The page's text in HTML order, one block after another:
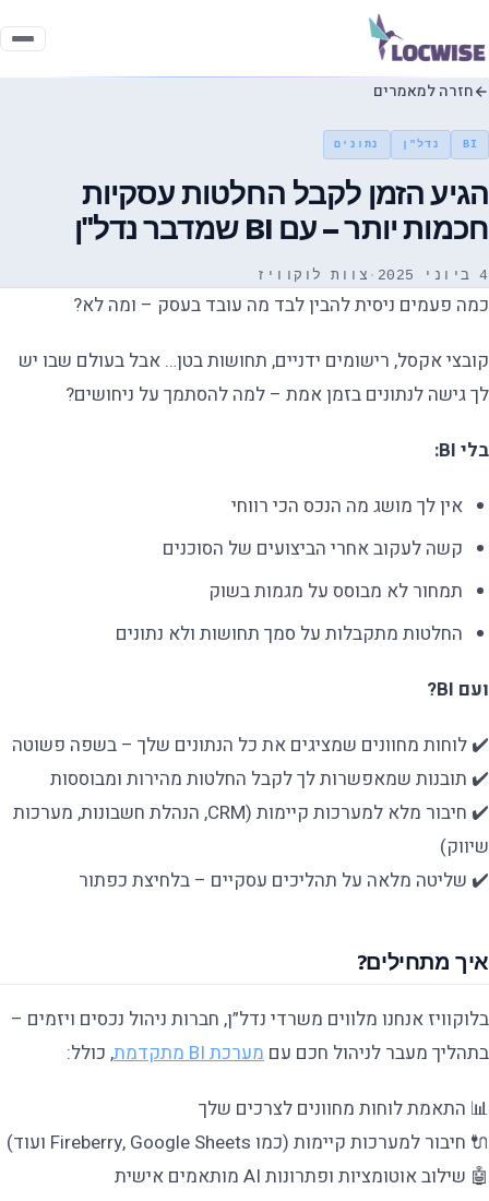
חזרה למאמרים
BI נדל"ן נתונים
הגיע הזמן לקבל החלטות עסקיות
חכמות יותר – עם BI שמדבר נדל"ן
4 ביוני 2025 · צוות לוקוויז
כמה פעמים ניסית להבין לבד מה עובד בעסק – ומה לא?
קובצי אקסל, רישומים ידניים, תחושות בטן… אבל בעולם שבו יש
לך גישה לנתונים בזמן אמת – למה להסתמך על ניחושים?
בלי BI:
אין לך מושג מה הנכס הכי רווחי
קשה לעקוב אחרי הביצועים של הסוכנים
תמחור לא מבוסס על מגמות בשוק
החלטות מתקבלות על סמך תחושות ולא נתונים
ועם BI?
✔️ לוחות מחוונים שמציגים את כל הנתונים שלך – בשפה פשוטה
✔️ תובנות שמאפשרות לך לקבל החלטות מהירות ומבוססות
✔️ חיבור מלא למערכות קיימות (CRM, הנהלת חשבונות, מערכות
שיווק)
✔️ שליטה מלאה על תהליכים עסקיים – בלחיצת כפתור
איך מתחילים?
בלוקוויז אנחנו מלווים משרדי נדל”ן, חברות ניהול נכסים ויזמים –
בתהליך מעבר לניהול חכם עם מערכת BI מתקדמת , כולל:
📊 התאמת לוחות מחוונים לצרכים שלך
🔌 חיבור למערכות קיימות (כמו Fireberry, Google Sheets ועוד)
🤖 שילוב אוטומציות ופתרונות AI מותאמים אישית